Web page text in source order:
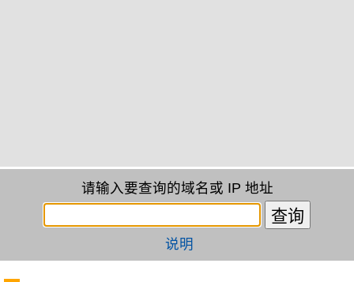
请输入要查询的域名或 IP 地址
说明